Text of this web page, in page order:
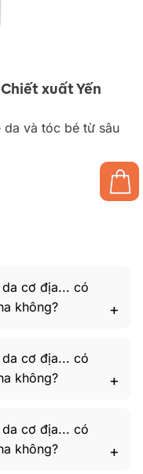
xuất Yến
da và tóc bé từ sâu
cơ địa... có
không?
cơ địa... có
không?
cơ địa... có
không?